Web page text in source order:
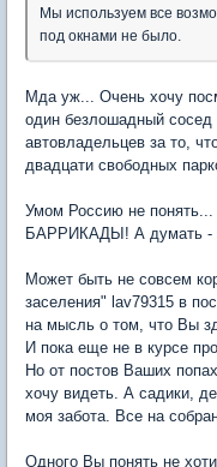
Мы используем все
под окнами не было.
Мда уж... Очень хочу
один безлошадный сосед
автовладельцев за то,
двадцати свободных
Умом Россию не
БАРРИКАДЫ! А думать -
Может быть не совсем
заселения" lav79315 в
на мысль о том, что Вы
И пока еще не в курсе
Но от постов Ваших
хочу видеть. А садики,
моя забота. Все на
Одного Вы понять не